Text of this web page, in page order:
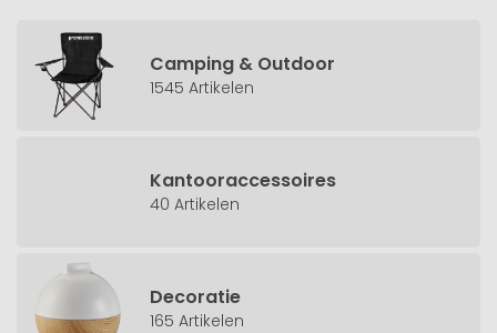
Camping & Outdoor
1545 Artikelen
Kantooraccessoires
40 Artikelen
Decoratie
165 Artikelen